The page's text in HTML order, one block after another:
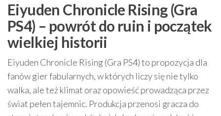
Eiyuden Chronicle Rising (Gra
PS4) – powrót do ruin i początek
wielkiej historii
Eiyuden Chronicle Rising (Gra PS4) to propozycja dla
fanów gier fabularnych, w których liczy się nie tylko
walka, ale też klimat oraz opowieść prowadząca przez
świat pełen tajemnic. Produkcja przenosi gracza do